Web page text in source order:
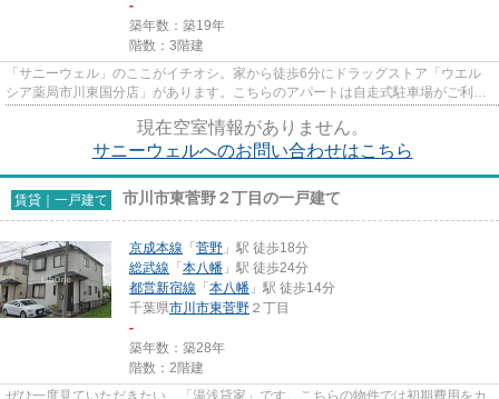
-
築年数：築19年
階数：3階建
「サニーウェル」のここがイチオシ。家から徒歩6分にドラッグストア「ウエル
シア薬局市川東国分店」があります。こちらのアパートは自走式駐車場がご利用
現在空室情報がありません。
サニーウェルへのお問い合わせはこちら
賃貸｜一戸建て 市川市東菅野２丁目の一戸建て
京成本線 「 菅野 」駅 徒歩18分
総武線 「 本八幡 」駅 徒歩24分
都営新宿線 「 本八幡 」駅 徒歩14分
千葉県市川市東菅野 ２丁目
-
築年数：築28年
階数：2階建
ぜひ一度見ていただきたい、「湯浅貸家」です。こちらの物件では初期費用をカ